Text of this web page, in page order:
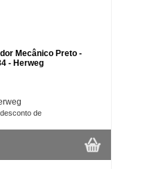
Mecânico Preto -
- Herweg
de